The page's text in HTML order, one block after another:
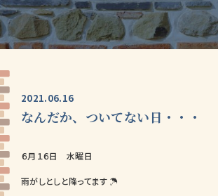
2021.06.16
なんだか、ついてない日・・・
６月１６日 水曜日
雨がしとしと降ってます ☂